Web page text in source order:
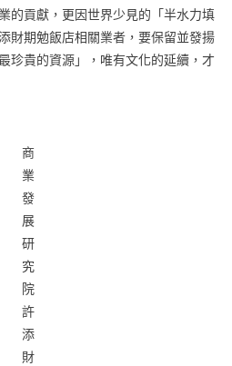
的貢獻，更因世界少見的「半水力填
財期勉飯店相關業者，要保留並發揚
珍貴的資源」，唯有文化的延續，才
商
業
發
展
研
究
院
許
添
財